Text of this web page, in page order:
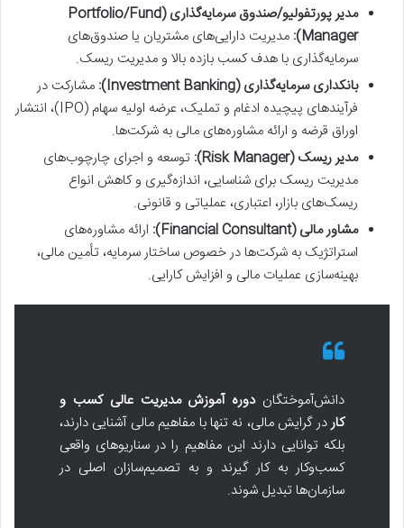
مدیر پورتفولیو/صندوق سرمایه‌گذاری (Portfolio/Fund
Manager): مدیریت دارایی‌های مشتریان یا صندوق‌های
سرمایه‌گذاری با هدف کسب بازده بالا و مدیریت ریسک.
بانکداری سرمایه‌گذاری (Investment Banking):
مشارکت در
فرآیندهای پیچیده ادغام و تملیک، عرضه اولیه سهام (IPO)، انتشار
اوراق قرضه و ارائه مشاوره‌های مالی به شرکت‌ها.
مدیر ریسک (Risk Manager):
توسعه و اجرای چارچوب‌های
مدیریت ریسک برای شناسایی، اندازه‌گیری و کاهش انواع
ریسک‌های بازار، اعتباری، عملیاتی و قانونی.
مشاور مالی (Financial Consultant):
ارائه مشاوره‌های
استراتژیک به شرکت‌ها در خصوص ساختار سرمایه، تأمین مالی،
بهینه‌سازی عملیات مالی و افزایش کارایی.
دانش‌آموختگان دوره آموزش مدیریت عالی کسب و
کاردر گرایش مالی، نه تنها با مفاهیم مالی آشنایی دارند،
بلکه توانایی دارند این مفاهیم را در سناریوهای واقعی
کسب‌وکار به کار گیرند و به تصمیم‌سازان اصلی در
سازمان‌ها تبدیل شوند.